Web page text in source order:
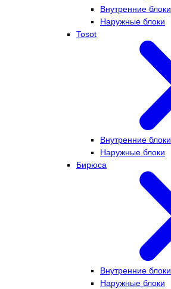
Внутренние блоки
Наружные блоки
Tosot
Внутренние блоки
Наружные блоки
Бирюса
Внутренние блоки
Наружные блоки